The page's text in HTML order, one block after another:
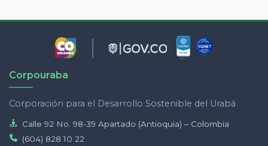
Corpouraba
Corporación para el Desarrollo Sostenible del Urabá
Calle 92 No. 98-39 Apartado (Antioquia) – Colombia
(604) 828 10 22